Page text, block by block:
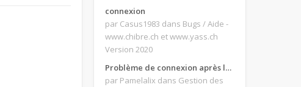
connexion
par Casus1983 dans Bugs / Aide -
www.chibre.ch et www.yass.ch
Version 2020
Problème de connexion après le changement d'adresse e-mail.
par Pamelalix dans Gestion des